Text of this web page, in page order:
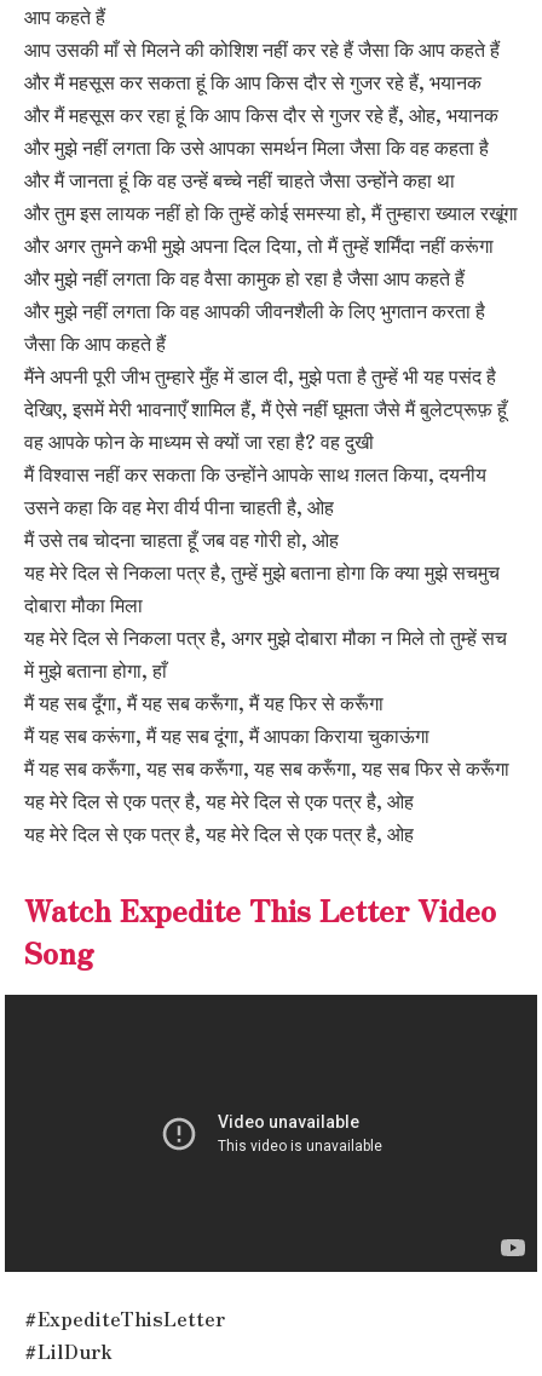
आप कहते हैं
आप उसकी माँ से मिलने की कोशिश नहीं कर रहे हैं जैसा कि आप कहते हैं
और मैं महसूस कर सकता हूं कि आप किस दौर से गुजर रहे हैं, भयानक
और मैं महसूस कर रहा हूं कि आप किस दौर से गुजर रहे हैं, ओह, भयानक
और मुझे नहीं लगता कि उसे आपका समर्थन मिला जैसा कि वह कहता है
और मैं जानता हूं कि वह उन्हें बच्चे नहीं चाहते जैसा उन्होंने कहा था
और तुम इस लायक नहीं हो कि तुम्हें कोई समस्या हो, मैं तुम्हारा ख्याल रखूंगा
और अगर तुमने कभी मुझे अपना दिल दिया, तो मैं तुम्हें शर्मिंदा नहीं करूंगा
और मुझे नहीं लगता कि वह वैसा कामुक हो रहा है जैसा आप कहते हैं
और मुझे नहीं लगता कि वह आपकी जीवनशैली के लिए भुगतान करता है
जैसा कि आप कहते हैं
मैंने अपनी पूरी जीभ तुम्हारे मुँह में डाल दी, मुझे पता है तुम्हें भी यह पसंद है
देखिए, इसमें मेरी भावनाएँ शामिल हैं, मैं ऐसे नहीं घूमता जैसे मैं बुलेटप्रूफ़ हूँ
वह आपके फोन के माध्यम से क्यों जा रहा है? वह दुखी
मैं विश्वास नहीं कर सकता कि उन्होंने आपके साथ ग़लत किया, दयनीय
उसने कहा कि वह मेरा वीर्य पीना चाहती है, ओह
मैं उसे तब चोदना चाहता हूँ जब वह गोरी हो, ओह
यह मेरे दिल से निकला पत्र है, तुम्हें मुझे बताना होगा कि क्या मुझे सचमुच
दोबारा मौका मिला
यह मेरे दिल से निकला पत्र है, अगर मुझे दोबारा मौका न मिले तो तुम्हें सच
में मुझे बताना होगा, हाँ
मैं यह सब दूँगा, मैं यह सब करूँगा, मैं यह फिर से करूँगा
मैं यह सब करूंगा, मैं यह सब दूंगा, मैं आपका किराया चुकाऊंगा
मैं यह सब करूँगा, यह सब करूँगा, यह सब करूँगा, यह सब फिर से करूँगा
यह मेरे दिल से एक पत्र है, यह मेरे दिल से एक पत्र है, ओह
यह मेरे दिल से एक पत्र है, यह मेरे दिल से एक पत्र है, ओह
Watch Expedite This Letter Video
Song
#ExpediteThisLetter
#LilDurk